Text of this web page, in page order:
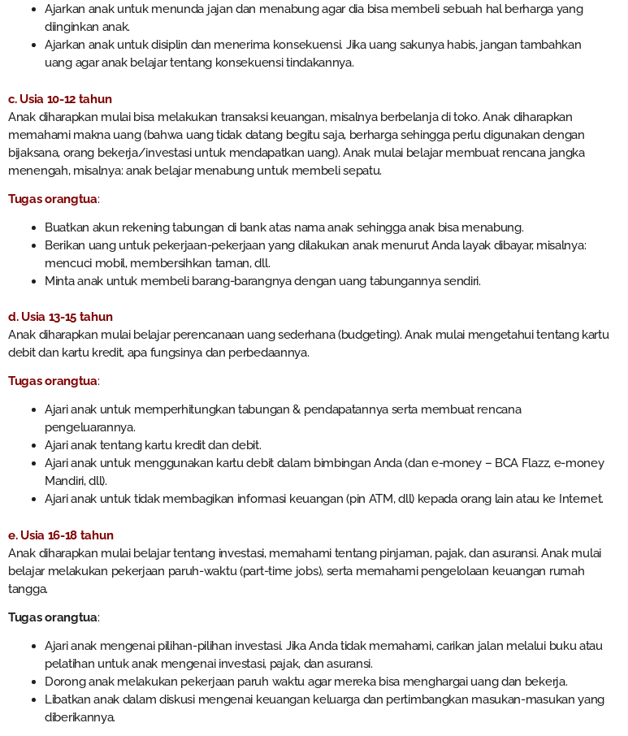
Ajarkan anak untuk menunda jajan dan menabung agar dia bisa membeli sebuah hal berharga yang
diinginkan anak.
Ajarkan anak untuk disiplin dan menerima konsekuensi. Jika uang sakunya habis, jangan tambahkan
uang agar anak belajar tentang konsekuensi tindakannya.
c. Usia 10-12 tahun
Anak diharapkan mulai bisa melakukan transaksi keuangan, misalnya berbelanja di toko. Anak diharapkan
memahami makna uang (bahwa uang tidak datang begitu saja, berharga sehingga perlu digunakan dengan
bijaksana, orang bekerja/investasi untuk mendapatkan uang). Anak mulai belajar membuat rencana jangka
menengah, misalnya: anak belajar menabung untuk membeli sepatu.
Tugas orangtua:
Buatkan akun rekening tabungan di bank atas nama anak sehingga anak bisa menabung.
Berikan uang untuk pekerjaan-pekerjaan yang dilakukan anak menurut Anda layak dibayar, misalnya:
mencuci mobil, membersihkan taman, dll.
Minta anak untuk membeli barang-barangnya dengan uang tabungannya sendiri.
d. Usia 13-15 tahun
Anak diharapkan mulai belajar perencanaan uang sederhana (budgeting). Anak mulai mengetahui tentang kartu
debit dan kartu kredit, apa fungsinya dan perbedaannya.
Tugas orangtua:
Ajari anak untuk memperhitungkan tabungan & pendapatannya serta membuat rencana
pengeluarannya.
Ajari anak tentang kartu kredit dan debit.
Ajari anak untuk menggunakan kartu debit dalam bimbingan Anda (dan e-money – BCA Flazz, e-money
Mandiri, dll).
Ajari anak untuk tidak membagikan informasi keuangan (pin ATM, dll) kepada orang lain atau ke Internet.
e. Usia 16-18 tahun
Anak diharapkan mulai belajar tentang investasi, memahami tentang pinjaman, pajak, dan asuransi. Anak mulai
belajar melakukan pekerjaan paruh-waktu (part-time jobs), serta memahami pengelolaan keuangan rumah
tangga.
Tugas orangtua:
Ajari anak mengenai pilihan-pilihan investasi. Jika Anda tidak memahami, carikan jalan melalui buku atau
pelatihan untuk anak mengenai investasi, pajak, dan asuransi.
Dorong anak melakukan pekerjaan paruh waktu agar mereka bisa menghargai uang dan bekerja.
Libatkan anak dalam diskusi mengenai keuangan keluarga dan pertimbangkan masukan-masukan yang
diberikannya.